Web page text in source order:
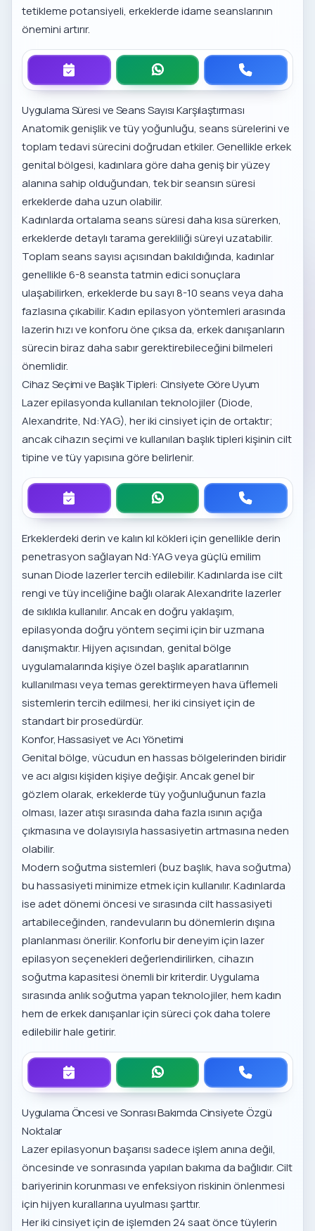
tetikleme potansiyeli, erkeklerde idame seanslarının
önemini artırır.
Uygulama Süresi ve Seans Sayısı Karşılaştırması
Anatomik genişlik ve tüy yoğunluğu, seans sürelerini ve
toplam tedavi sürecini doğrudan etkiler. Genellikle erkek
genital bölgesi, kadınlara göre daha geniş bir yüzey
alanına sahip olduğundan, tek bir seansın süresi
erkeklerde daha uzun olabilir.
Kadınlarda ortalama seans süresi daha kısa sürerken,
erkeklerde detaylı tarama gerekliliği süreyi uzatabilir.
Toplam seans sayısı açısından bakıldığında, kadınlar
genellikle 6-8 seansta tatmin edici sonuçlara
ulaşabilirken, erkeklerde bu sayı 8-10 seans veya daha
fazlasına çıkabilir.Kadın epilasyon yöntemleriarasında
lazerin hızı ve konforu öne çıksa da, erkek danışanların
sürecin biraz daha sabır gerektirebileceğini bilmeleri
önemlidir.
Cihaz Seçimi ve Başlık Tipleri: Cinsiyete Göre Uyum
Lazer epilasyonda kullanılan teknolojiler (Diode,
Alexandrite, Nd:YAG), her iki cinsiyet için de ortaktır;
ancak cihazın seçimi ve kullanılan başlık tipleri kişinin cilt
tipine ve tüy yapısına göre belirlenir.
Erkeklerdeki derin ve kalın kıl kökleri için genellikle derin
penetrasyon sağlayan Nd:YAG veya güçlü emilim
sunan Diode lazerler tercih edilebilir. Kadınlarda ise cilt
rengi ve tüy inceliğine bağlı olarak Alexandrite lazerler
de sıklıkla kullanılır. Ancak en doğru yaklaşım,
epilasyonda doğru yöntem seçimiiçin bir uzmana
danışmaktır. Hijyen açısından, genital bölge
uygulamalarında kişiye özel başlık aparatlarının
kullanılması veya temas gerektirmeyen hava üflemeli
sistemlerin tercih edilmesi, her iki cinsiyet için de
standart bir prosedürdür.
Konfor, Hassasiyet ve Acı Yönetimi
Genital bölge, vücudun en hassas bölgelerinden biridir
ve acı algısı kişiden kişiye değişir. Ancak genel bir
gözlem olarak, erkeklerde tüy yoğunluğunun fazla
olması, lazer atışı sırasında daha fazla ısının açığa
çıkmasına ve dolayısıyla hassasiyetin artmasına neden
olabilir.
Modern soğutma sistemleri (buz başlık, hava soğutma)
bu hassasiyeti minimize etmek için kullanılır. Kadınlarda
ise adet dönemi öncesi ve sırasında cilt hassasiyeti
artabileceğinden, randevuların bu dönemlerin dışına
planlanması önerilir. Konforlu bir deneyim içinlazer
epilasyon seçeneklerideğerlendirilirken, cihazın
soğutma kapasitesi önemli bir kriterdir. Uygulama
sırasında anlık soğutma yapan teknolojiler, hem kadın
hem de erkek danışanlar için süreci çok daha tolere
edilebilir hale getirir.
Uygulama Öncesi ve Sonrası Bakımda Cinsiyete Özgü
Noktalar
Lazer epilasyonun başarısı sadece işlem anına değil,
öncesinde ve sonrasında yapılan bakıma da bağlıdır. Cilt
bariyerinin korunması ve enfeksiyon riskinin önlenmesi
için hijyen kurallarına uyulması şarttır.
Her iki cinsiyet için de işlemden 24 saat önce tüylerin